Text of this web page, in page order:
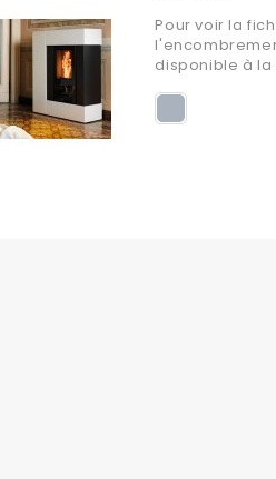
Pour voir la
disponible à la